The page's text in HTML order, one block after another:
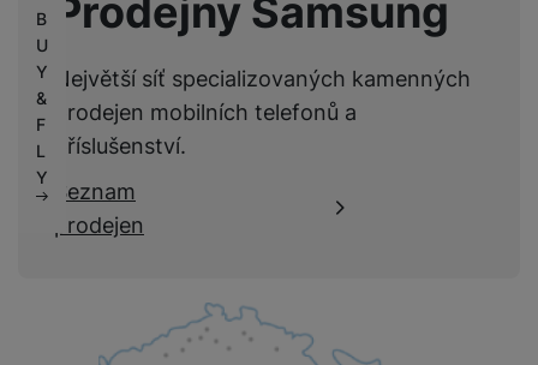
B
U
Y
&
F
L
Y
Prodejny Samsung
Největší síť specializovaných kamenných
prodejen mobilních telefonů a
příslušenství.
Seznam
prodejen